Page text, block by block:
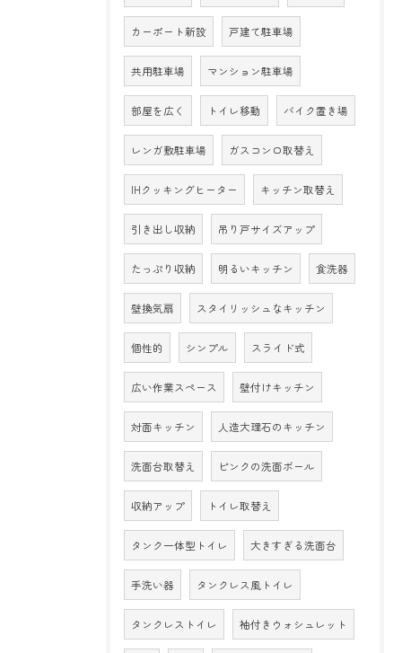
カーポート新設 戸建て駐車場
共用駐車場 マンション駐車場
部屋を広く トイレ移動 バイク置き場
レンガ敷駐車場 ガスコンロ取替え
IHクッキングヒーター キッチン取替え
引き出し収納 吊り戸サイズアップ
たっぷり収納 明るいキッチン 食洗器
壁換気扇 スタイリッシュなキッチン
個性的 シンプル スライド式
広い作業スペース 壁付けキッチン
対面キッチン 人造大理石のキッチン
洗面台取替え ピンクの洗面ボール
収納アップ トイレ取替え
タンク一体型トイレ 大きすぎる洗面台
手洗い器 タンクレス風トイレ
タンクレストイレ 袖付きウォシュレット